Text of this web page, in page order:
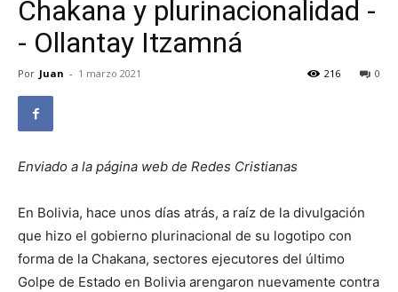
Chakana y plurinacionalidad -
- Ollantay Itzamná
Por Juan - 1 marzo 2021 0
216
Enviado a la página web de Redes Cristianas
En Bolivia, hace unos días atrás, a raíz de la divulgación
que hizo el gobierno plurinacional de su logotipo con
forma de la Chakana, sectores ejecutores del último
Golpe de Estado en Bolivia arengaron nuevamente contra